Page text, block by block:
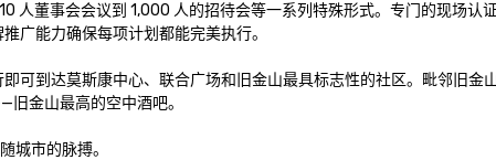
人董事会会议到 1,000 人的招待会等一系列特殊形式。专门的现场认
广能力确保每项计划都能完美执行。
可到达莫斯康中心、联合广场和旧金山最具标志性的社区。毗邻旧金
金山最高的空中酒吧。
城市的脉搏。